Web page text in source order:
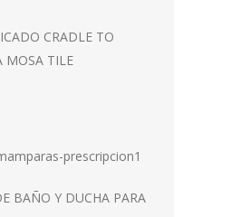
CRADLE TO
MOSA TILE
BAÑO Y DUCHA PARA